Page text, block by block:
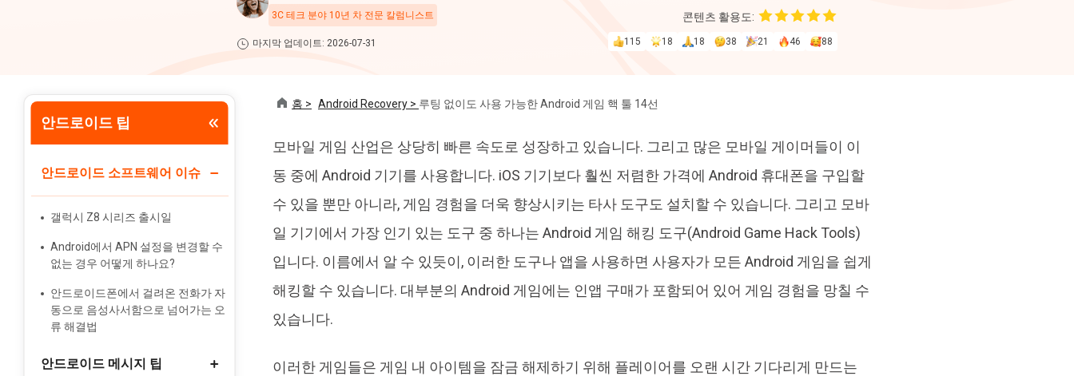
iAnyGo
A-B-C 처럼 안드로이드 시스템 복구 Win/ Mac에서 삭제된 파일 복원
안드로이드 화면 비밀번호&구글 락 제거 안드로이드 아이폰으로 데이터 전송
맥에서 Al를 사용하여 PDF 편집 및 관리
4DDiG 중복 파일 삭제기
AI로 중복 파일 찾기 및 삭제
Tenorshare Cleamio
올인원 맥 정리 & 최적화 도구
PixPretty AI Photo Editor
무료 AI 사진 편집 도구구독 갱신
3C 테크 분야 10년 차 전문 칼럼니스트
마지막 업데이트: 2026-07-31
콘텐츠 활용도:
115 18 18 38 21 46 88
안드로이드 팁
안드로이드 소프트웨어 이슈
갤럭시 Z8 시리즈 출시일
Android에서 APN 설정을 변경할 수
없는 경우 어떻게 하나요?
안드로이드폰에서 걸려온 전화가 자
동으로 음성사서함으로 넘어가는 오
류 해결법
안드로이드 메시지 팁
홈 > Android Recovery > 루팅 없이도 사용 가능한 Android 게임 핵 툴 14선
모바일 게임 산업은 상당히 빠른 속도로 성장하고 있습니다. 그리고 많은 모바일 게이머들이 이
동 중에 Android 기기를 사용합니다. iOS 기기보다 훨씬 저렴한 가격에 Android 휴대폰을 구입할
수 있을 뿐만 아니라, 게임 경험을 더욱 향상시키는 타사 도구도 설치할 수 있습니다. 그리고 모바
일 기기에서 가장 인기 있는 도구 중 하나는 Android 게임 해킹 도구(Android Game Hack Tools)
입니다. 이름에서 알 수 있듯이, 이러한 도구나 앱을 사용하면 사용자가 모든 Android 게임을 쉽게
해킹할 수 있습니다. 대부분의 Android 게임에는 인앱 구매가 포함되어 있어 게임 경험을 망칠 수
있습니다.
이러한 게임들은 게임 내 아이템을 잠금 해제하기 위해 플레이어를 오랜 시간 기다리게 만드는